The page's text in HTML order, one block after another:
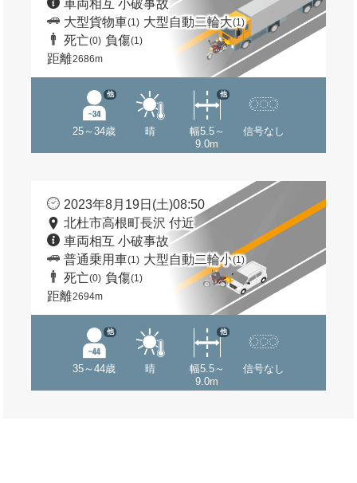
車両相互 小破事故
大型貨物車(1) 大型自動二輪大(1)
死亡(0) 負傷(1)
距離2686m
25～34歳
他
晴
幅5.5～
9.0m
他
信号なし
2023年8月19日(土)08:50
北杜市高根町長沢 付近
車両相互 小破事故
普通乗用車(1) 大型自動二輪小(1)
死亡(0) 負傷(1)
距離2694m
35～44歳
他
晴
幅5.5～
9.0m
他
信号なし